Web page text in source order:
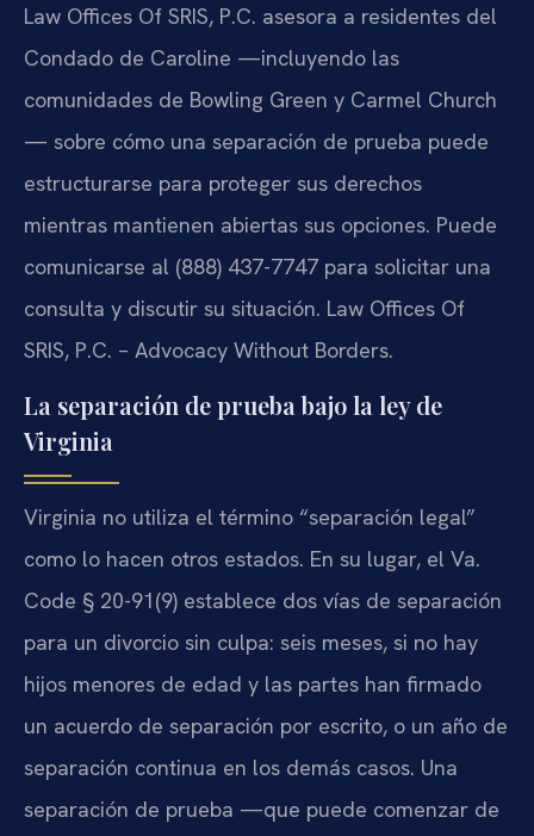
Law Offices Of SRIS, P.C. asesora a residentes del
Condado de Caroline —incluyendo las
comunidades de Bowling Green y Carmel Church
— sobre cómo una separación de prueba puede
estructurarse para proteger sus derechos
mientras mantienen abiertas sus opciones. Puede
comunicarse al (888) 437-7747 para solicitar una
consulta y discutir su situación. Law Offices Of
SRIS, P.C. – Advocacy Without Borders.
La separación de prueba bajo la ley de
Virginia
Virginia no utiliza el término “separación legal”
como lo hacen otros estados. En su lugar, el Va.
Code § 20-91(9) establece dos vías de separación
para un divorcio sin culpa: seis meses, si no hay
hijos menores de edad y las partes han firmado
un acuerdo de separación por escrito, o un año de
separación continua en los demás casos. Una
separación de prueba —que puede comenzar de